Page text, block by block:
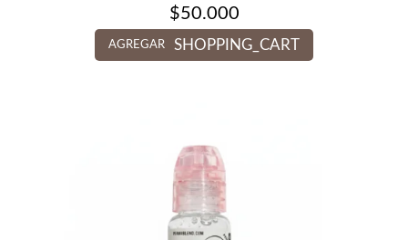
$50.000
AGREGAR SHOPPING_CART